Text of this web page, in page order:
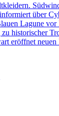
über
Lagune vor
historischer
eröffnet neuen